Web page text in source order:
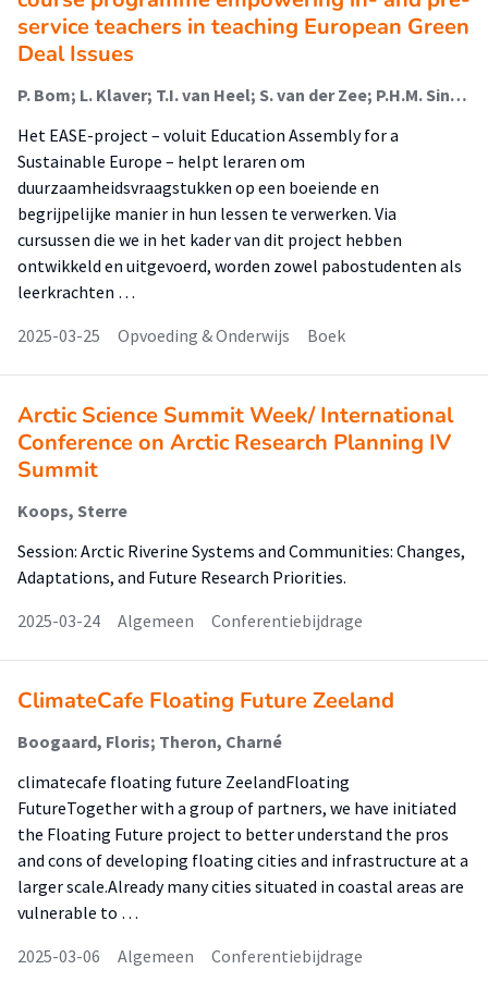
service teachers in teaching European Green
Deal Issues
P. Bom; L. Klaver; T.I. van Heel; S. van der Zee; P.H.M. Sins; J. Maseland
Het EASE-project – voluit Education Assembly for a
Sustainable Europe – helpt leraren om
duurzaamheidsvraagstukken op een boeiende en
begrijpelijke manier in hun lessen te verwerken. Via
cursussen die we in het kader van dit project hebben
ontwikkeld en uitgevoerd, worden zowel pabostudenten als
leerkrachten …
2025-03-25
Opvoeding & Onderwijs Boek
Arctic Science Summit Week/ International
Conference on Arctic Research Planning IV
Summit
Koops, Sterre
Session: Arctic Riverine Systems and Communities: Changes,
Adaptations, and Future Research Priorities.
2025-03-24
Algemeen Conferentiebijdrage
ClimateCafe Floating Future Zeeland
Boogaard, Floris; Theron, Charné
climatecafe floating future ZeelandFloating
FutureTogether with a group of partners, we have initiated
the Floating Future project to better understand the pros
and cons of developing floating cities and infrastructure at a
larger scale.Already many cities situated in coastal areas are
vulnerable to …
2025-03-06
Algemeen Conferentiebijdrage